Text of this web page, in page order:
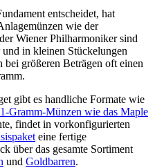
entscheidet, hat
wie der
Wiener Philharmoniker sind
in kleinen Stückelungen
größeren Beträgen oft einen
gibt es handliche Formate wie
1-Gramm-Münzen wie das Maple
findet in vorkonfigurierten
eine fertige
über das gesamte Sortiment
und Goldbarren.